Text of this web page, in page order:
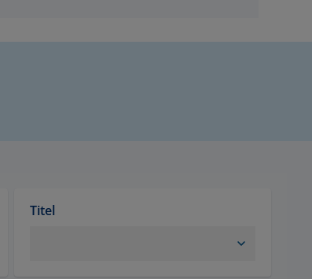
Titel